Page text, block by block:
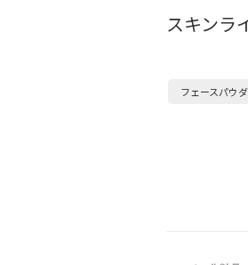
スキンラ
フェースパウ